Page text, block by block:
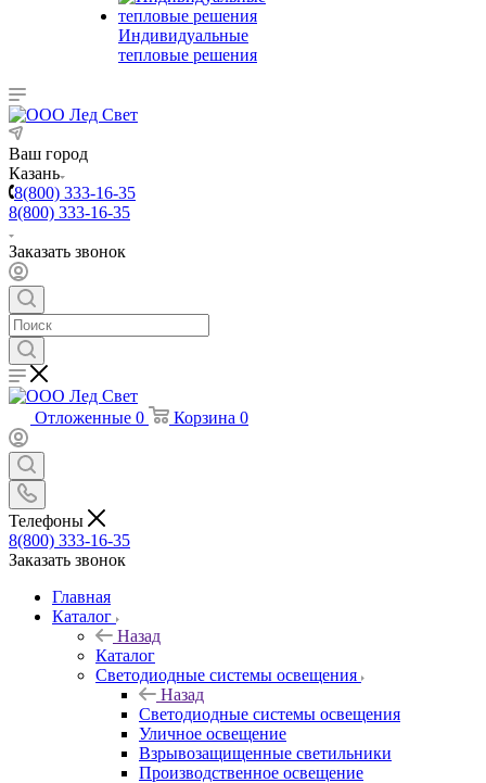
Индивидуальные
тепловые решения
Ваш город
Казань
8(800) 333-16-35
8(800) 333-16-35
Заказать звонок
Отложенные 0 Корзина 0
Телефоны
8(800) 333-16-35
Заказать звонок
Главная
Каталог
Назад
Каталог
Светодиодные системы освещения
Назад
Светодиодные системы освещения
Уличное освещение
Взрывозащищенные светильники
Производственное освещение